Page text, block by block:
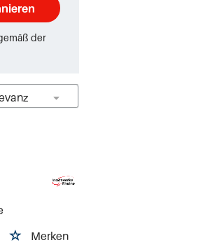
der
Merken